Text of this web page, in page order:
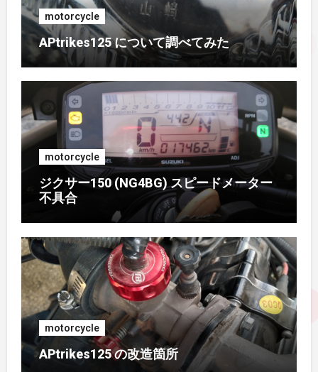
2016年10月 (1)
2016年9月 (3)
2016年8月 (2)
2016年7月 (1)
2016年6月 (3)
2016年5月 (4)
2016年4月 (2)
2015年11月 (2)
2015年9月 (3)
2015年8月 (2)
motorcycle
APtrikes125 について調べてみた
motorcycle
ジクサー150 (NG4BG) スピードメーター
不具合
motorcycle
APtrikes125 の改造箇所